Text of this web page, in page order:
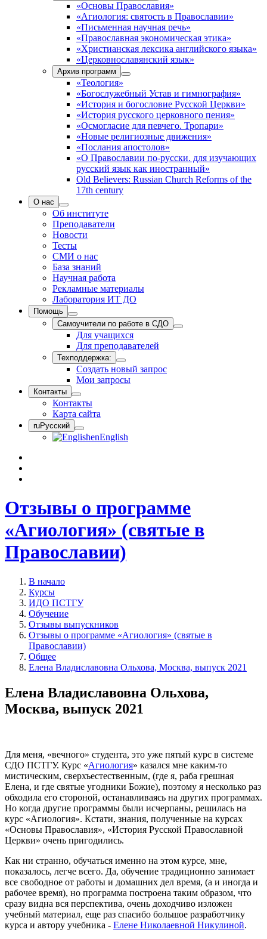
«Основы Православия»
«Агиология: святость в Православии»
«Письменная научная речь»
«Православная экономическая этика»
«Христианская лексика английского языка»
«Церковнославянский язык»
Архив программ
«Теология»
«Богослужебный Устав и гимнография»
«История и богословие Русской Церкви»
«История русского церковного пения»
«Осмогласие для певчего. Тропари»
«Новые религиозные движения»
«Послания апостолов»
«О Православии по-русски. для изучающих
русский язык как иностранный»
Old Believers: Russian Church Reforms of the
17th century
О нас
Об институте
Преподаватели
Новости
Тесты
СМИ о нас
База знаний
Научная работа
Рекламные материалы
Лаборатория ИТ ДО
Помощь
Самоучители по работе в СДО
Для учащихся
Для преподавателей
Техподдержка:
Создать новый запрос
Мои запросы
Контакты
Контакты
Карта сайта
ruРусский
enEnglish
Отзывы о программе
«Агиология» (святые в
Православии)
В начало
Курсы
ИДО ПСТГУ
Обучение
Отзывы выпускников
Отзывы о программе «Агиология» (святые в
Православии)
Общее
Елена Владиславовна Ольхова, Москва, выпуск 2021
Елена Владиславовна Ольхова,
Москва, выпуск 2021
Для меня, «вечного» студента, это уже пятый курс в системе
СДО ПСТГУ. Курс «Агиология» казался мне каким-то
мистическим, сверхъестественным, (где я, раба грешная
Елена, и где святые угодники Божие), поэтому я несколько раз
обходила его стороной, останавливаясь на других программах.
Но когда другие программы были исчерпаны, решилась на
курс «Агиология». Кстати, знания, полученные на курсах
«Основы Православия», «История Русской Православной
Церкви» очень пригодились.
Как ни странно, обучаться именно на этом курсе, мне,
показалось, легче всего. Да, обучение традиционно занимает
все свободное от работы и домашних дел время, (а и иногда и
рабочее время), но программа построена таким образом, что
сразу видна вся перспектива, очень доходчиво изложен
учебный материал, еще раз спасибо большое разработчику
курса и автору учебника - Елене Николаевной Никулиной.